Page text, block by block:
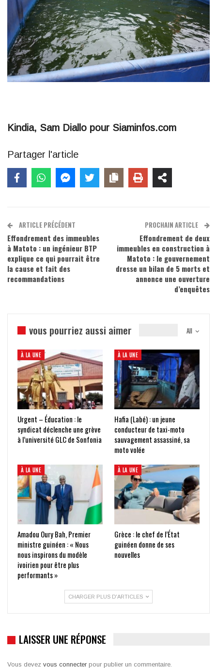
Kindia, Sam Diallo pour Siaminfos.com
Partager l'article
ARTICLE PRÉCÉDENT
Effondrement des immeubles
à Matoto : un ingénieur BTP
explique ce qui pourrait être
la cause et fait des
recommandations
PROCHAIN ARTICLE
Effondrement de deux
immeubles en construction à
Matoto : le gouvernement
dresse un bilan de 5 morts et
annonce une ouverture
d’enquêtes
All
vous pourriez aussi aimer
À LA UNE
Urgent – Éducation : le
syndicat déclenche une grève
à l’université GLC de Sonfonia
À LA UNE
Hafia (Labé) : un jeune
conducteur de taxi-moto
sauvagement assassiné, sa
moto volée
À LA UNE
Amadou Oury Bah, Premier
ministre guinéen : « Nous
nous inspirons du modèle
ivoirien pour être plus
performants »
À LA UNE
Grèce : le chef de l’État
guinéen donne de ses
nouvelles
CHARGER PLUS D'ARTICLES
LAISSER UNE RÉPONSE
Vous devez vous connecter pour publier un commentaire.